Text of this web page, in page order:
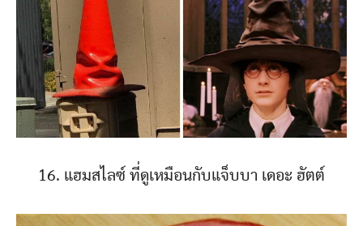
16. แฮมสไลซ์ ที่ดูเหมือนกับแจ็บบา เดอะ ฮัตต์